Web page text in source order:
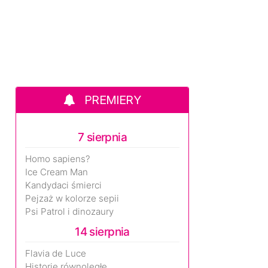
PREMIERY
7 sierpnia
Homo sapiens?
Ice Cream Man
Kandydaci śmierci
Pejzaż w kolorze sepii
Psi Patrol i dinozaury
14 sierpnia
Flavia de Luce